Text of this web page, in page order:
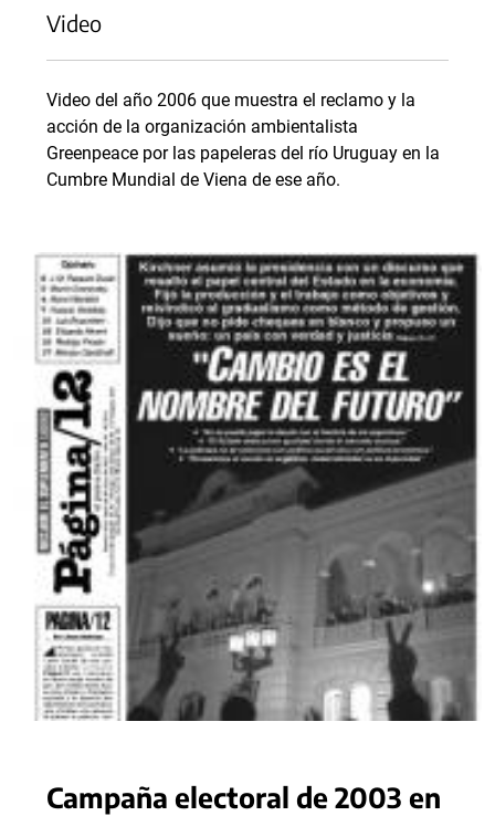
Video
Video del año 2006 que muestra el reclamo y la
acción de la organización ambientalista
Greenpeace por las papeleras del río Uruguay en la
Cumbre Mundial de Viena de ese año.
Campaña electoral de 2003 en